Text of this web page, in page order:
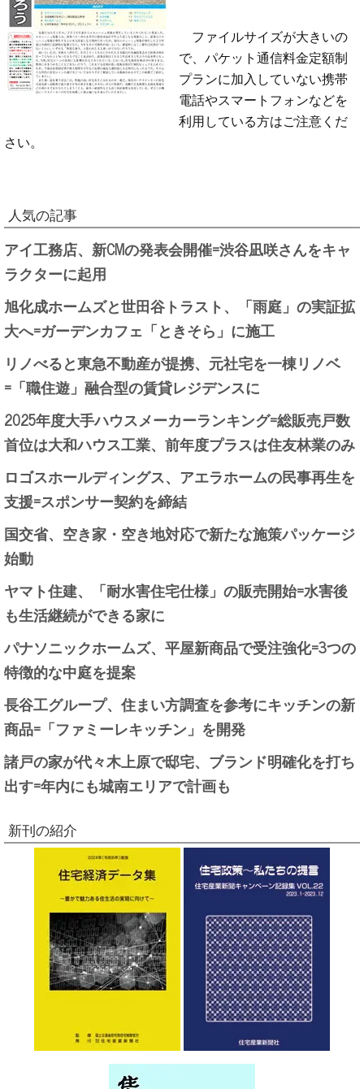
ファイルサイズが大きいの
で、パケット通信料金定額制
プランに加入していない携帯
電話やスマートフォンなどを
利用している方はご注意くだ
さい。
人気の記事
アイ工務店、新CMの発表会開催=渋谷凪咲さんをキャ
ラクターに起用
旭化成ホームズと世田谷トラスト、「雨庭」の実証拡
大へ=ガーデンカフェ「ときそら」に施工
リノべると東急不動産が提携、元社宅を一棟リノベ
=「職住遊」融合型の賃貸レジデンスに
2025年度大手ハウスメーカーランキング=総販売戸数
首位は大和ハウス工業、前年度プラスは住友林業のみ
ロゴスホールディングス、アエラホームの民事再生を
支援=スポンサー契約を締結
国交省、空き家・空き地対応で新たな施策パッケージ
始動
ヤマト住建、「耐水害住宅仕様」の販売開始=水害後
も生活継続ができる家に
パナソニックホームズ、平屋新商品で受注強化=3つの
特徴的な中庭を提案
長谷工グループ、住まい方調査を参考にキッチンの新
商品=「ファミーレキッチン」を開発
諸戸の家が代々木上原で邸宅、ブランド明確化を打ち
出す=年内にも城南エリアで計画も
新刊の紹介